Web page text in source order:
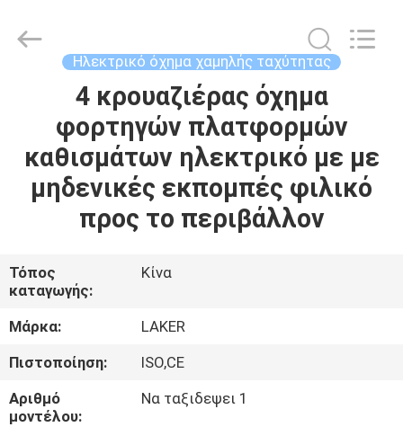
ΑΡΧΙΚΉ
ΣΕΛΊΔΑ
ΠΡΟΪΌΝΤΑ
ΣΧΕΤΙΚΆ
ΜΕ
ΕΜΆΣ
ΓΎΡΟΣ
ΕΡΓΟΣΤΑΣΊΩΝ
CO.,LIMITED.
Ηλεκτρικό όχημα χαμηλής ταχύτητας
4 κρουαζιέρας όχημα
φορτηγών πλατφορμών
καθισμάτων ηλεκτρικό με με
μηδενικές εκπομπές φιλικό
προς το περιβάλλον
Τόπος
καταγωγής:
Κίνα
Μάρκα:
LAKER
Πιστοποίηση:
ISO,CE
Αριθμό
μοντέλου:
Να ταξιδεψει 1